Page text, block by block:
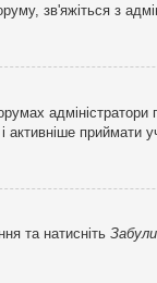
зв'яжіться з
адміністратори
приймати
та натисніть